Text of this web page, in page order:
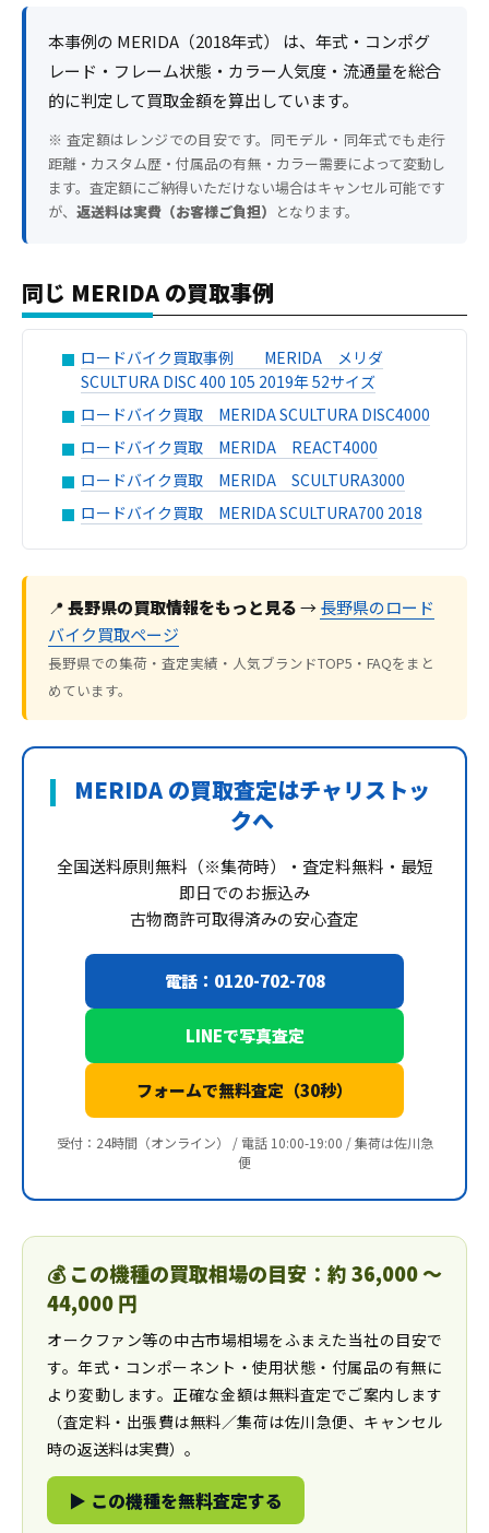
本事例の MERIDA（2018年式） は、年式・コンポグ
レード・フレーム状態・カラー人気度・流通量を総合
的に判定して買取金額を算出しています。
※ 査定額はレンジでの目安です。同モデル・同年式でも走行
距離・カスタム歴・付属品の有無・カラー需要によって変動し
ます。査定額にご納得いただけない場合はキャンセル可能です
が、 返送料は実費（お客様ご負担） となります。
同じ MERIDA の買取事例
ロードバイク買取事例 MERIDA メリダ
SCULTURA DISC 400 105 2019年 52サイズ
ロードバイク買取 MERIDA SCULTURA DISC4000
ロードバイク買取 MERIDA REACT4000
ロードバイク買取 MERIDA SCULTURA3000
ロードバイク買取 MERIDA SCULTURA700 2018
📍長野県の買取情報をもっと見る→長野県のロード
バイク買取ページ
長野県での集荷・査定実績・人気ブランドTOP5・FAQをまと
めています。
MERIDA の買取査定はチャリストッ
クへ
全国送料原則無料（※集荷時）・査定料無料・最短
即日でのお振込み
古物商許可取得済みの安心査定
電話：0120-702-708
LINEで写真査定
フォームで無料査定（30秒）
受付：24時間（オンライン） / 電話 10:00-19:00 / 集荷は佐川急
便
💰 この機種の買取相場の目安：約 36,000 〜
44,000 円
オークファン等の中古市場相場をふまえた当社の目安で
す。年式・コンポーネント・使用状態・付属品の有無に
より変動します。正確な金額は無料査定でご案内します
（査定料・出張費は無料／集荷は佐川急便、キャンセル
時の返送料は実費）。
▶ この機種を無料査定する